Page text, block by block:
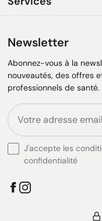
Newsletter
Abonnez-vous à la
nouveautés, des offres
professionnels de santé.
J'accepte les
confidentialité